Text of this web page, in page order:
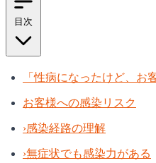
目次
「性病になったけど、お
お客様への感染リスク
›感染経路の理解
›無症状でも感染力がある